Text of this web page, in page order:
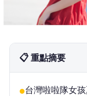
📋 重點摘要
●台灣啦啦隊女